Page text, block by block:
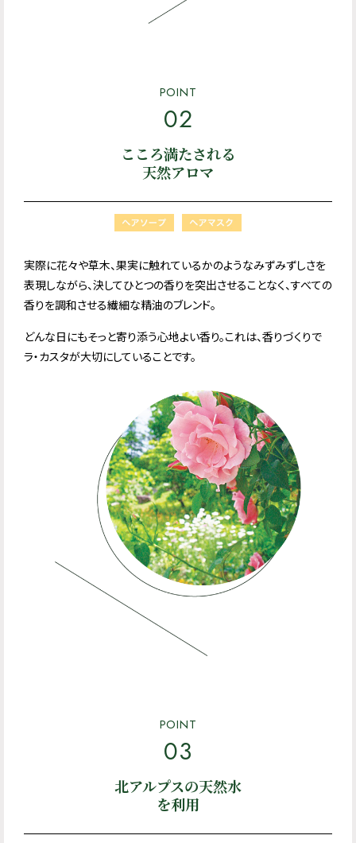
POINT
02
こころ満たされる
天然アロマ
実際に花々や草木、果実に触れているかのようなみずみずしさを
表現しながら、決してひとつの香りを突出させることなく、すべての
香りを調和させる繊細な精油のブレンド。
どんな日にもそっと寄り添う心地よい香り。これは、香りづくりで
ラ・カスタが大切にしていることです。
POINT
03
北アルプスの天然水
を利用